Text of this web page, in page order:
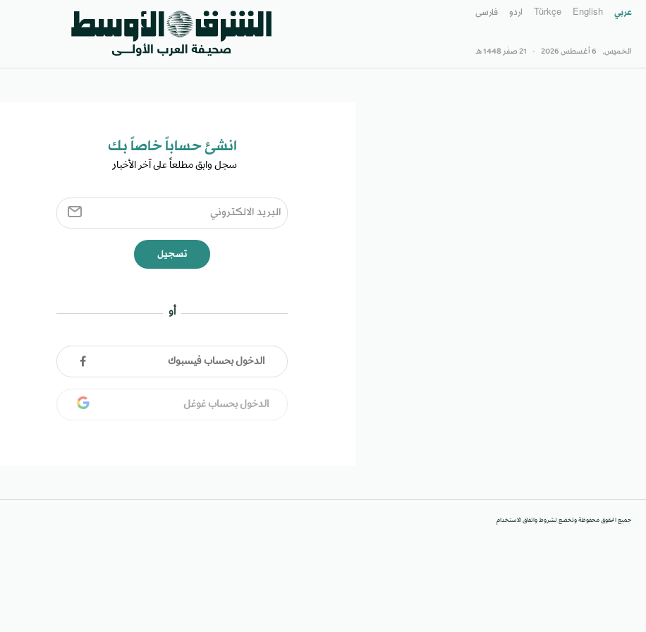
عربي English
Türkçe اردو فارسى
الخميس, 6 أغسطس 2026 - 21 صفَر 1448 هـ
انشئ حساباً خاصاً بك​
سجل وابق مطلعاً على آخر الأخبار ​
تسجيل
أو
الدخول بحساب فيسبوك
الدخول بحساب غوغل
جميع الحقوق محفوظة وتخضع لشروط واتفاق الاستخدام